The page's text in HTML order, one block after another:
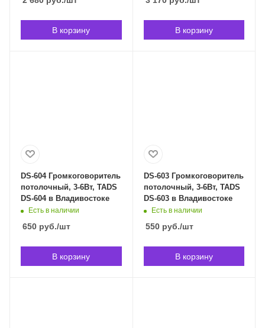
В корзину В корзину
DS-604 Громкоговоритель
потолочный, 3-6Вт, TADS
DS-604 в Владивостоке
Есть в наличии
650 руб./шт
В корзину
DS-603 Громкоговоритель
потолочный, 3-6Вт, TADS
DS-603 в Владивостоке
Есть в наличии
550руб./шт
В корзину